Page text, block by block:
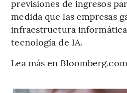
previsiones de ingresos
medida que las empresas
infraestructura
tecnología de IA.
Lea más en Bloomberg.com